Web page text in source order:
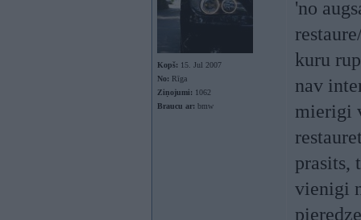
Kopš: 15. Jul 2007
No: Rīga
Ziņojumi: 1062
Braucu ar: bmw
'no
kuru
nav
mierigi
prasits,
vienigi